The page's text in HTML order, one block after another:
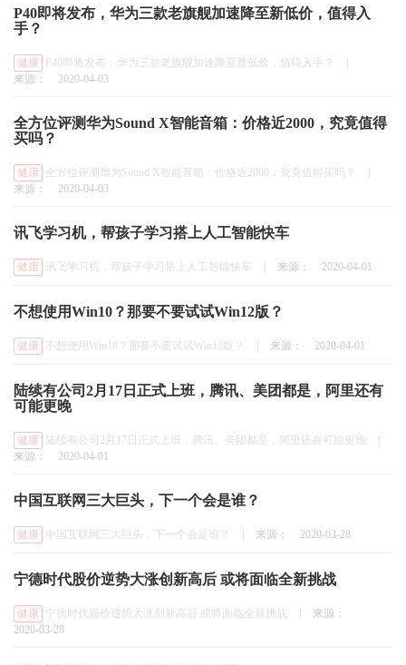
P40即将发布，华为三款老旗舰加速降至新低价，值得入
手？
健康 P40即将发布，华为三款老旗舰加速降至新低价，值得入手？
来源：
2020-04-03
全方位评测华为Sound X智能音箱：价格近2000，究竟值得
买吗？
健康 全方位评测华为Sound X智能音箱：价格近2000，究竟值得买吗？
来源：
2020-04-03
讯飞学习机，帮孩子学习搭上人工智能快车
健康 讯飞学习机，帮孩子学习搭上人工智能快车 来源： 2020-04-01
不想使用Win10？那要不要试试Win12版？
健康 不想使用Win10？那要不要试试Win12版？ 来源： 2020-04-01
陆续有公司2月17日正式上班，腾讯、美团都是，阿里还有
可能更晚
健康 陆续有公司2月17日正式上班，腾讯、美团都是，阿里还有可能更晚
来源：
2020-04-01
中国互联网三大巨头，下一个会是谁？
健康 中国互联网三大巨头，下一个会是谁？ 来源： 2020-03-28
宁德时代股价逆势大涨创新高后 或将面临全新挑战
健康 宁德时代股价逆势大涨创新高后 或将面临全新挑战
来源：
2020-03-28